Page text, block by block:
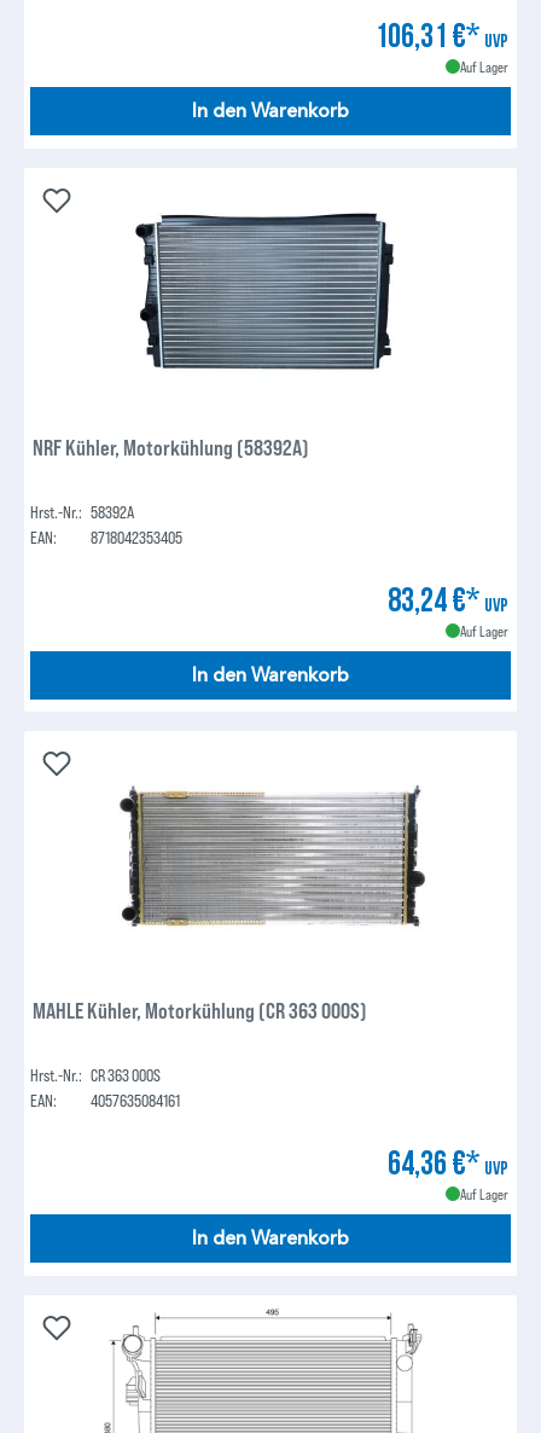
106,31 €* UVP
Auf Lager
In den Warenkorb
NRF Kühler, Motorkühlung (58392A)
Hrst.-Nr.: 58392A
EAN:
8718042353405
83,24 €* UVP
Auf Lager
In den Warenkorb
MAHLE Kühler, Motorkühlung (CR 363 000S)
Hrst.-Nr.: CR 363 000S
EAN:
4057635084161
64,36 €* UVP
Auf Lager
In den Warenkorb